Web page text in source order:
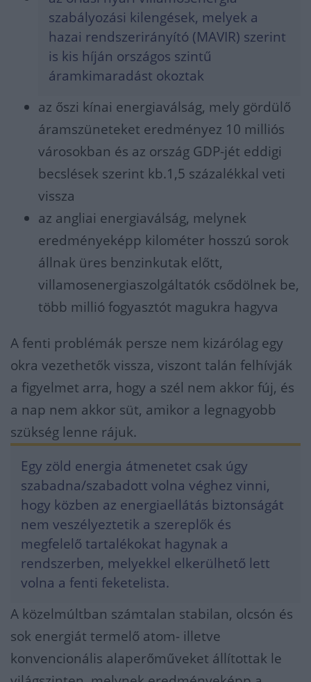
szabályozási kilengések, melyek a
hazai rendszerirányító (MAVIR) szerint
is kis híján országos szintű
áramkimaradást okoztak
az őszi kínai energiaválság, mely gördülő
áramszüneteket eredményez 10 milliós
városokban és az ország GDP-jét eddigi
becslések szerint kb.1,5 százalékkal veti
vissza
az angliai energiaválság, melynek
eredményeképp kilométer hosszú sorok
állnak üres benzinkutak előtt,
villamosenergiaszolgáltatók csődölnek be,
több millió fogyasztót magukra hagyva
A fenti problémák persze nem kizárólag egy
okra vezethetők vissza, viszont talán felhívják
a figyelmet arra, hogy a szél nem akkor fúj, és
a nap nem akkor süt, amikor a legnagyobb
szükség lenne rájuk.
Egy zöld energia átmenetet csak úgy
szabadna/szabadott volna véghez vinni,
hogy közben az energiaellátás biztonságát
nem veszélyeztetik a szereplők és
megfelelő tartalékokat hagynak a
rendszerben, melyekkel elkerülhető lett
volna a fenti feketelista.
A közelmúltban számtalan stabilan, olcsón és
sok energiát termelő atom- illetve
konvencionális alaperőműveket állítottak le